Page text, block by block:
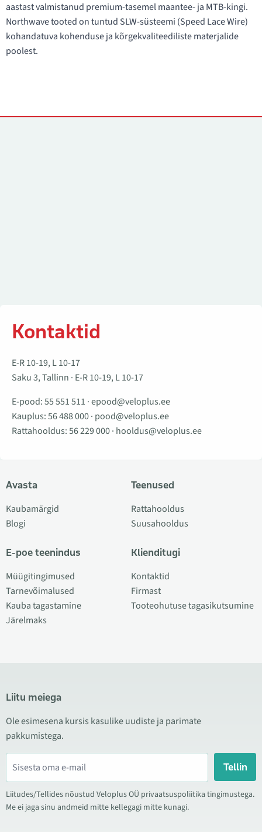
aastast valmistanud premium-tasemel maantee- ja MTB-kingi.
Northwave tooted on tuntud SLW-süsteemi (Speed Lace Wire)
kohandatuva kohenduse ja kõrgekvaliteediliste materjalide
poolest.
Kontaktid
E-R 10-19, L 10-17
Saku 3, Tallinn · E-R 10-19, L 10-17
E-pood:55 551 511 ·epood@veloplus.ee
Kauplus:56 488 000· pood@veloplus.ee
Rattahooldus:56 229 000· hooldus@veloplus.ee
Avasta
Kaubamärgid
Blogi
E-poe teenindus
Müügitingimused
Tarnevõimalused
Kauba tagastamine
Järelmaks
Teenused
Rattahooldus
Suusahooldus
Klienditugi
Kontaktid
Firmast
Tooteohutuse tagasikutsumine
Liitu meiega
Ole esimesena kursis kasulike uudiste ja parimate
pakkumistega.
Tellin
Liitudes/Tellides nõustud Veloplus OÜ privaatsuspoliitika tingimustega.
Me ei jaga sinu andmeid mitte kellegagi mitte kunagi.